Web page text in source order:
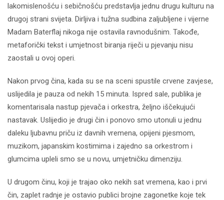
lakomislenošću i sebičnošću predstavlja jednu drugu kulturu na
drugoj strani svijeta. Dirljiva i tužna sudbina zaljubljene i vijerne
Madam Baterflaj nikoga nije ostavila ravnodušnim. Takođe,
metaforički tekst i umjetnost biranja riječi u pjevanju nisu
zaostali u ovoj operi.
Nakon prvog čina, kada su se na sceni spustile crvene zavjese,
uslijedila je pauza od nekih 15 minuta. Ispred sale, publika je
komentarisala nastup pjevača i orkestra, željno iščekujući
nastavak. Uslijedio je drugi čin i ponovo smo utonuli u jednu
daleku ljubavnu priču iz davnih vremena, opijeni pjesmom,
muzikom, japanskim kostimima i zajedno sa orkestrom i
glumcima upleli smo se u novu, umjetničku dimenziju.
U drugom činu, koji je trajao oko nekih sat vremena, kao i prvi
čin, zaplet radnje je ostavio publici brojne zagonetke koje tek